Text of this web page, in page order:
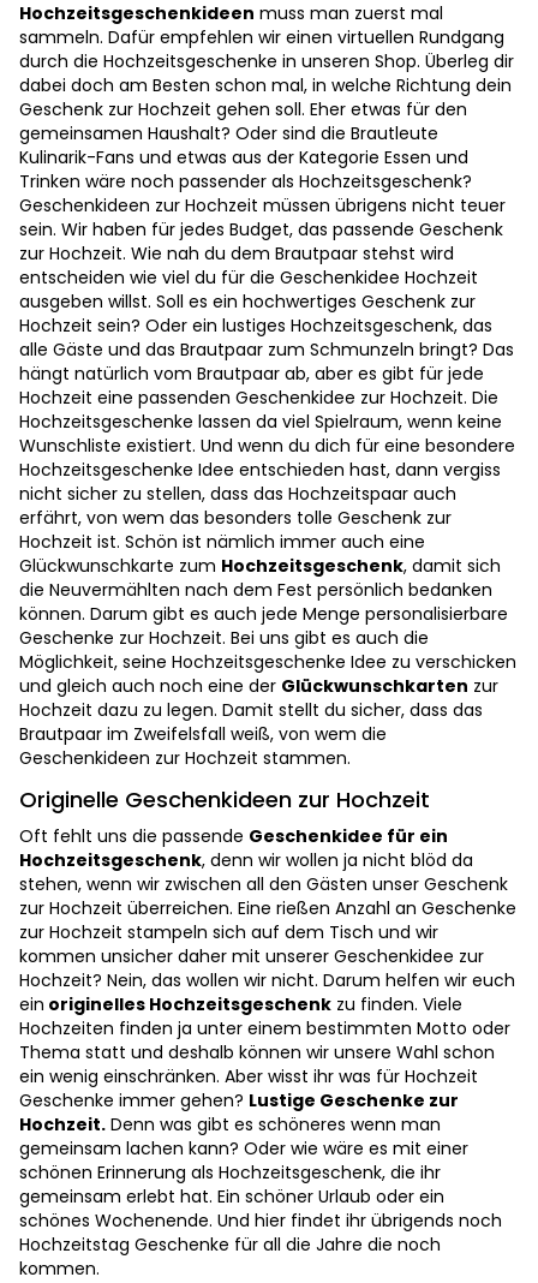
Hochzeitsgeschenkideen muss man zuerst mal
sammeln. Dafür empfehlen wir einen virtuellen Rundgang
durch die Hochzeitsgeschenke in unseren Shop. Überleg dir
dabei doch am Besten schon mal, in welche Richtung dein
Geschenk zur Hochzeit gehen soll. Eher etwas für den
gemeinsamen Haushalt? Oder sind die Brautleute
Kulinarik-Fans und etwas aus der Kategorie Essen und
Trinken wäre noch passender als Hochzeitsgeschenk?
Geschenkideen zur Hochzeit müssen übrigens nicht teuer
sein. Wir haben für jedes Budget, das passende Geschenk
zur Hochzeit. Wie nah du dem Brautpaar stehst wird
entscheiden wie viel du für die Geschenkidee Hochzeit
ausgeben willst. Soll es ein hochwertiges Geschenk zur
Hochzeit sein? Oder ein lustiges Hochzeitsgeschenk, das
alle Gäste und das Brautpaar zum Schmunzeln bringt? Das
hängt natürlich vom Brautpaar ab, aber es gibt für jede
Hochzeit eine passenden Geschenkidee zur Hochzeit. Die
Hochzeitsgeschenke lassen da viel Spielraum, wenn keine
Wunschliste existiert. Und wenn du dich für eine besondere
Hochzeitsgeschenke Idee entschieden hast, dann vergiss
nicht sicher zu stellen, dass das Hochzeitspaar auch
erfährt, von wem das besonders tolle Geschenk zur
Hochzeit ist. Schön ist nämlich immer auch eine
Glückwunschkarte zum Hochzeitsgeschenk, damit sich
die Neuvermählten nach dem Fest persönlich bedanken
können. Darum gibt es auch jede Menge personalisierbare
Geschenke zur Hochzeit. Bei uns gibt es auch die
Möglichkeit, seine Hochzeitsgeschenke Idee zu verschicken
und gleich auch noch eine der Glückwunschkarten zur
Hochzeit dazu zu legen. Damit stellt du sicher, dass das
Brautpaar im Zweifelsfall weiß, von wem die
Geschenkideen zur Hochzeit stammen.
Originelle Geschenkideen zur Hochzeit
Oft fehlt uns die passende Geschenkidee für ein
Hochzeitsgeschenk, denn wir wollen ja nicht blöd da
stehen, wenn wir zwischen all den Gästen unser Geschenk
zur Hochzeit überreichen. Eine rießen Anzahl an Geschenke
zur Hochzeit stampeln sich auf dem Tisch und wir
kommen unsicher daher mit unserer Geschenkidee zur
Hochzeit? Nein, das wollen wir nicht. Darum helfen wir euch
ein originelles Hochzeitsgeschenk zu finden. Viele
Hochzeiten finden ja unter einem bestimmten Motto oder
Thema statt und deshalb können wir unsere Wahl schon
ein wenig einschränken. Aber wisst ihr was für Hochzeit
Geschenke immer gehen? Lustige Geschenke zur
Hochzeit. Denn was gibt es schöneres wenn man
gemeinsam lachen kann? Oder wie wäre es mit einer
schönen Erinnerung als Hochzeitsgeschenk, die ihr
gemeinsam erlebt hat. Ein schöner Urlaub oder ein
schönes Wochenende. Und hier findet ihr übrigends noch
Hochzeitstag Geschenke für all die Jahre die noch
kommen.